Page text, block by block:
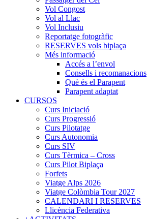
Vol Congost
Vol al Llac
Vol Inclusiu
Reportatge fotogràfic
RESERVES vols biplaça
Més informació
Accés a l’envol
Consells i recomanacions
Què és el Parapent
Parapent adaptat
CURSOS
Curs Iniciació
Curs Progressió
Curs Pilotatge
Curs Autonomia
Curs SIV
Curs Tèrmica – Cross
Curs Pilot Biplaça
Forfets
Viatge Alps 2026
Viatge Colòmbia Tour 2027
CALENDARI I RESERVES
Llicència Federativa